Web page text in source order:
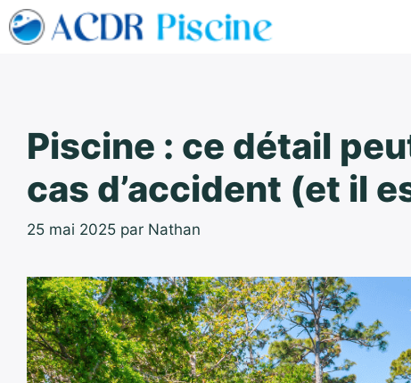
Aller
au
Piscine : ce détail
cas d’accident (et il
25 mai 2025 par Nathan